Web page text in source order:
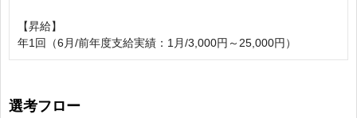
【昇給】
年1回（6月/前年度支給実績：1月/3,000円～25,000円）
選考フロー